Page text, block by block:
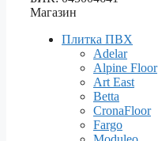
Магазин
Плитка ПВХ
Adelar
Alpine Floor
Art East
Betta
CronaFloor
Fargo